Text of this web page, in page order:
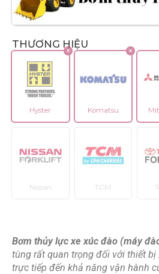
THƯƠNG HIỆU
Hyster Komatsu
Nissan TCM
Bơm thủy lực xe xúc đào (máy
tùng rất quan trọng đối với thiết
trực tiếp đến khả năng vận hành